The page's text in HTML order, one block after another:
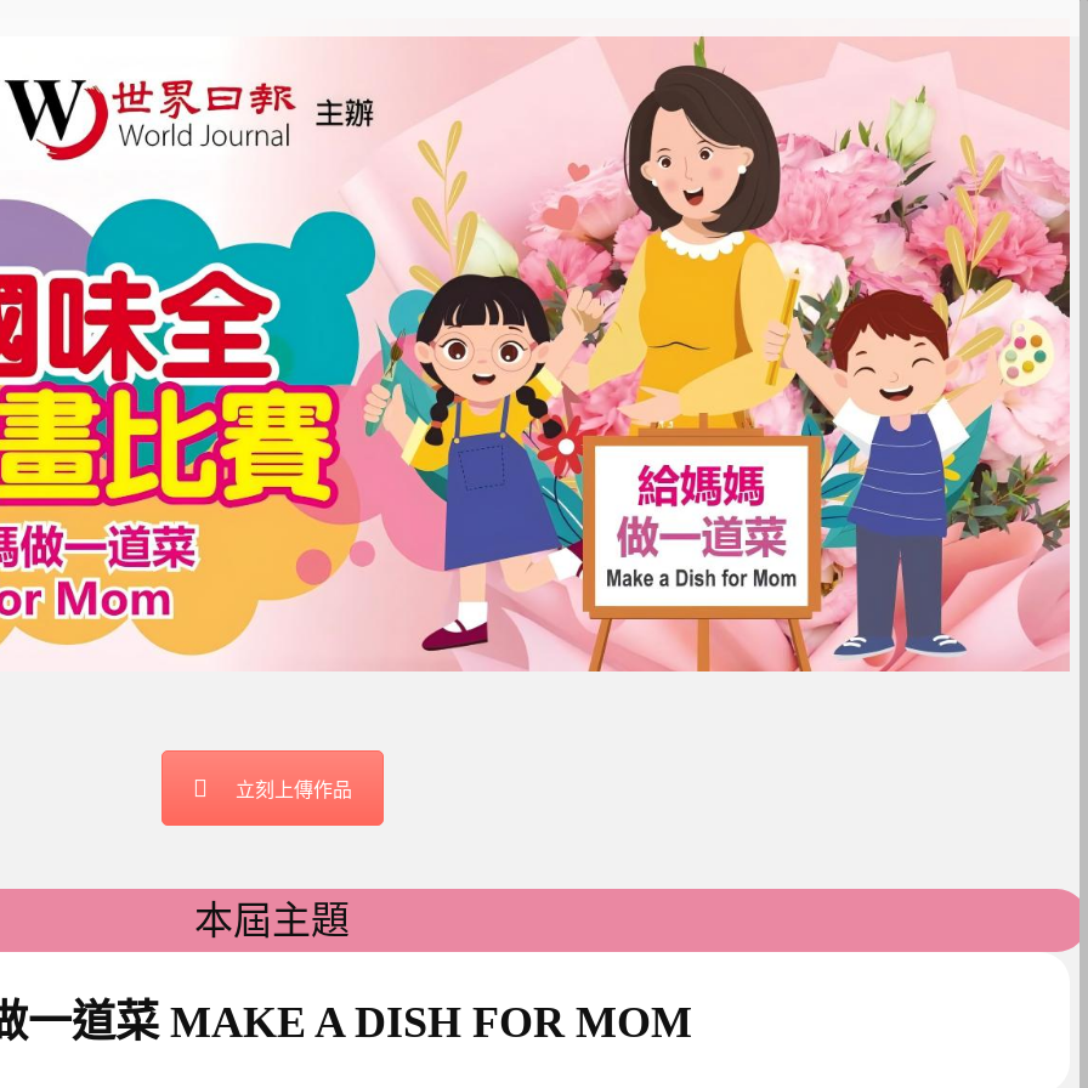
立刻上傳作品
本屆主題
一道菜 MAKE A DISH FOR MOM